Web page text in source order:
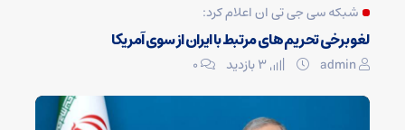
شبکه سی جی تی ان اعلام کرد:
لغو برخی تحریم های مرتبط با ایران از سوی آمریکا
admin ۰